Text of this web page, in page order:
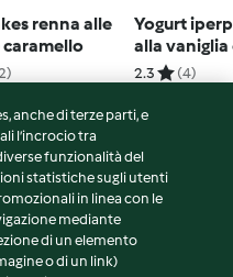
renna alle
caramello
Yogurt
alla vaniglia
di chia
2.3 (4)
anche di terze parti, e
l’incrocio tra
funzionalità del
statistiche sugli utenti
in linea con le
mediante
di un elemento
o di un link)